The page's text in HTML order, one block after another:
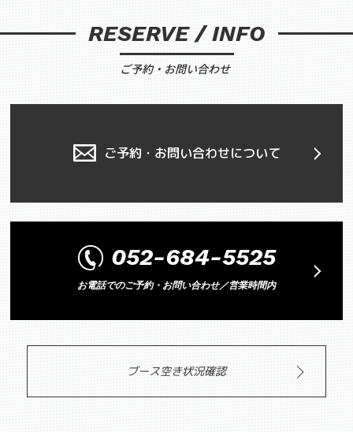
RESERVE / INFO
ご予約・お問い合わせ
ご予約・お問い合わせについて
052-684-5525
お電話でのご予約・お問い合わせ／営業時間内
ブース空き状況確認